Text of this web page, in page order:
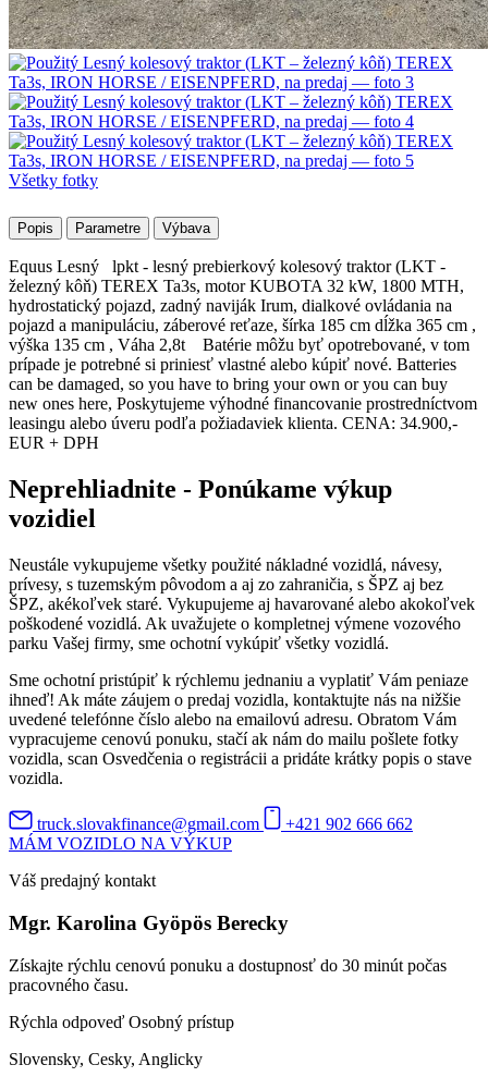
Všetky fotky
Popis Parametre Výbava
Equus Lesný lpkt - lesný prebierkový kolesový traktor (LKT -
železný kôň) TEREX Ta3s, motor KUBOTA 32 kW, 1800 MTH,
hydrostatický pojazd, zadný naviják Irum, dialkové ovládania na
pojazd a manipuláciu, záberové reťaze, šírka 185 cm dĺžka 365 cm ,
výška 135 cm , Váha 2,8t Batérie môžu byť opotrebované, v tom
prípade je potrebné si priniesť vlastné alebo kúpiť nové. Batteries
can be damaged, so you have to bring your own or you can buy
new ones here, Poskytujeme výhodné financovanie prostredníctvom
leasingu alebo úveru podľa požiadaviek klienta. CENA: 34.900,-
EUR + DPH
Neprehliadnite - Ponúkame výkup
vozidiel
Neustále vykupujeme všetky použité nákladné vozidlá, návesy,
prívesy, s tuzemským pôvodom a aj zo zahraničia, s ŠPZ aj bez
ŠPZ, akékoľvek staré. Vykupujeme aj havarované alebo akokoľvek
poškodené vozidlá. Ak uvažujete o kompletnej výmene vozového
parku Vašej firmy, sme ochotní vykúpiť všetky vozidlá.
Sme ochotní pristúpiť k rýchlemu jednaniu a vyplatiť Vám peniaze
ihneď! Ak máte záujem o predaj vozidla, kontaktujte nás na nižšie
uvedené telefónne číslo alebo na emailovú adresu. Obratom Vám
vypracujeme cenovú ponuku, stačí ak nám do mailu pošlete fotky
vozidla, scan Osvedčenia o registrácii a pridáte krátky popis o stave
vozidla.
truck.slovakfinance@gmail.com
+421 902 666 662
MÁM VOZIDLO NA VÝKUP
Váš predajný kontakt
Mgr. Karolina Gyöpös Berecky
Získajte rýchlu cenovú ponuku a dostupnosť do 30 minút počas
pracovného času.
Rýchla odpoveď Osobný prístup
Slovensky, Cesky, Anglicky